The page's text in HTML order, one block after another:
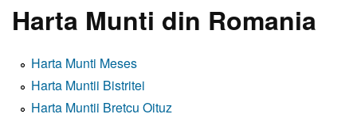
Harta Munti din Romania
Harta Munti Meses
Harta Muntii Bistritei
Harta Muntii Bretcu Oituz